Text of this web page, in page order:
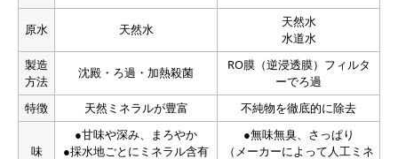
原水 天然水
天然水
水道水
製造
方法
沈殿・ろ過・加熱殺菌
RO膜（逆浸透膜）フィルタ
ーでろ過
特徴
天然ミネラルが豊富 不純物を徹底的に除去
味
●甘味や深み、まろやか
●採水地ごとにミネラル含有
●無味無臭、さっぱり
（メーカーによって人工ミネ